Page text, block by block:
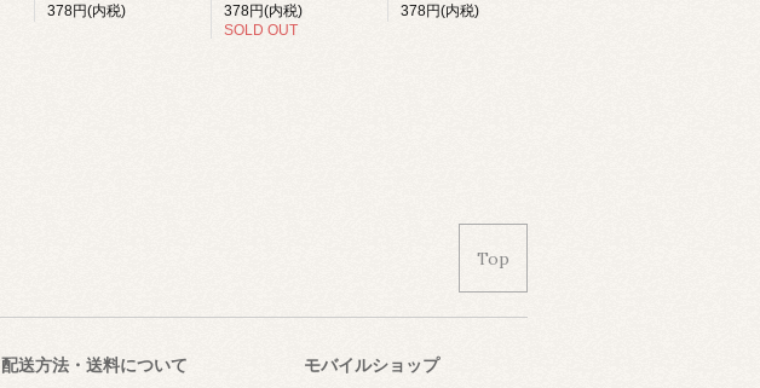
378円(内税)
378円(内税)
SOLD OUT
378円(内税)
Top
配送方法・送料について モバイルショップ